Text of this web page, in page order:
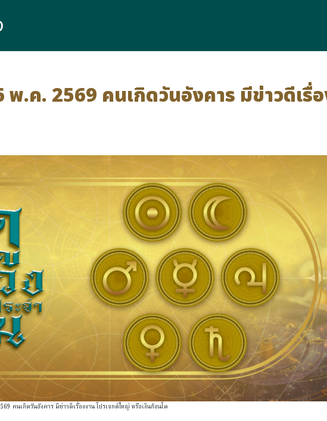
พ.ค. 2569 คนเกิดวันอังคาร มีข่าวดีเรื่
คนเกิดวันอังคาร มีข่าวดีเรื่องงาน โปรเจกต์ใหญ่ หรือเงินก้อนโต